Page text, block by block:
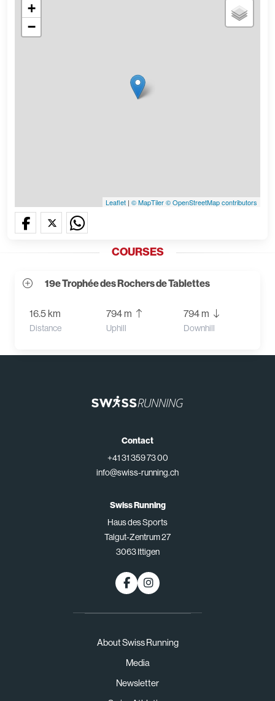
+
−
Leaflet | © MapTiler© OpenStreetMap contributors
COURSES
19e Trophée des Rochers de Tablettes
16.5 km
Distance
794 m
Uphill
794 m
Downhill
About Swiss Running
Media
Newsletter
Contact
+41 31 359 73 00
info@swiss-running.ch
Swiss Running
Haus des Sports
Talgut-Zentrum 27
3063 Ittigen